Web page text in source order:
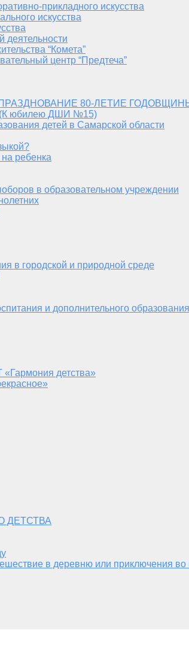
прикладного искусства
искусства
деятельности
“Комета”
центр “Предтеча”
80-ЛЕТИЕ
(К юбилею ДШИ №15)
детей в Самарской области
ребенка
в образовательном учреждении
в городской и природной среде
и дополнительного
детства»
ДЕТСТВА
в деревню или приключения во